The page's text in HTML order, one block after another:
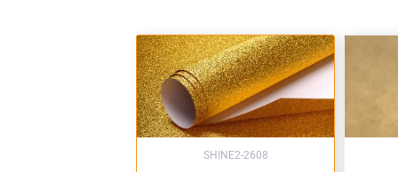
SHINE2-2608